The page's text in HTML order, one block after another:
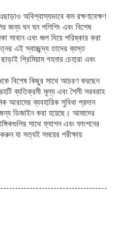
অবিশ্বাস্যভাবে কম রক্ষণাবেক্ষণ
জন্য ঘন ঘন পলিশিং এবং বিশেষ
সাবান এবং জল দিয়ে পরিষ্কার করা
এই স্বাচ্ছন্দ্য তাদের ব্যস্ত
প্রিমিয়াম গহনার চেহারা এবং
বিশেষ কিছুর সাথে আচরণ করছেন
ব্যতিক্রমী মূল্য এবং শৈলী সরবরাহ
আরামের ব্যবহারিক সুবিধা প্রদান
ডিজাইন করা হয়েছে। আমাদের
সাথে ফ্যাশন এবং ফাংশনের
যা সত্যই সময়ের পরীক্ষায়